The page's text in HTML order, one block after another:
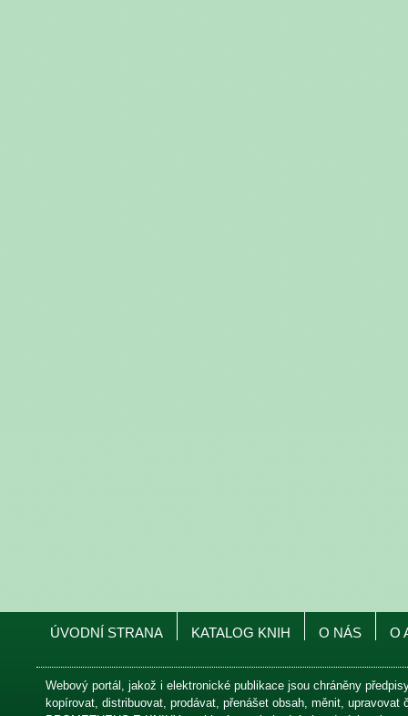
ÚVODNÍ STRANA KATALOG KNIH O NÁS O
Webový portál, jakož i elektronické publikace jsou chráněny
kopírovat, distribuovat, prodávat, přenášet obsah, měnit,